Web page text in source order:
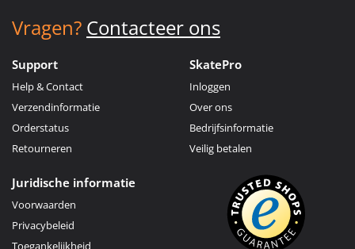
Vragen? Contacteer ons
Support
Help & Contact
Verzendinformatie
Orderstatus
Retourneren
SkatePro
Inloggen
Over ons
Bedrijfsinformatie
Veilig betalen
Juridische informatie
Voorwaarden
Privacybeleid
Toegankelijkheid